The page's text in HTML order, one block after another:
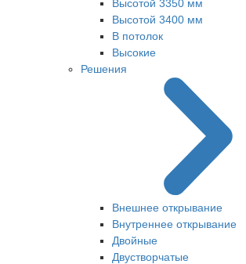
Высотой 3350 мм
Высотой 3400 мм
В потолок
Высокие
Решения
Внешнее открывание
Внутреннее открывание
Двойные
Двустворчатые